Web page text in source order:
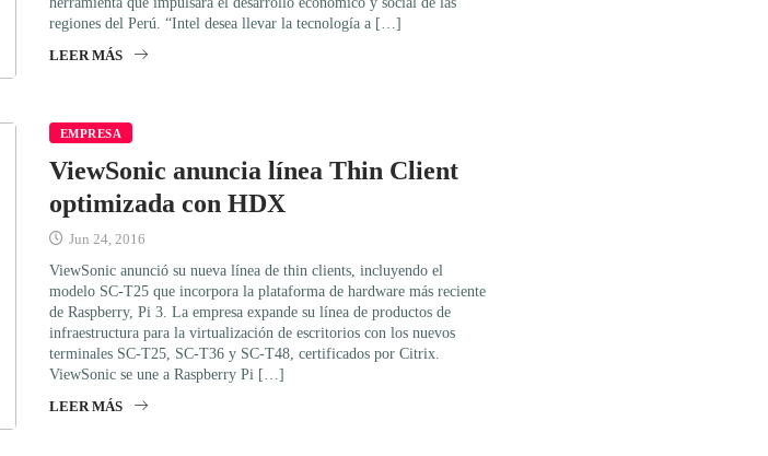
regiones del Perú. “Intel desea llevar la tecnología a […]
LEER MÁS
EMPRESA
ViewSonic anuncia línea Thin Client
optimizada con HDX
Jun 24, 2016
ViewSonic anunció su nueva línea de thin clients, incluyendo el
modelo SC-T25 que incorpora la plataforma de hardware más reciente
de Raspberry, Pi 3. La empresa expande su línea de productos de
infraestructura para la virtualización de escritorios con los nuevos
terminales SC-T25, SC-T36 y SC-T48, certificados por Citrix.
ViewSonic se une a Raspberry Pi […]
LEER MÁS